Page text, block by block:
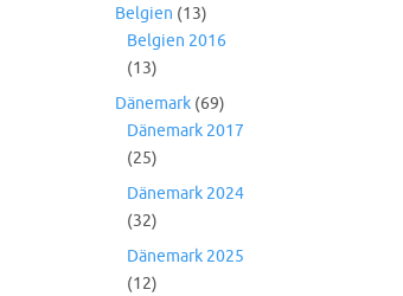
Belgien (13)
Belgien 2016
(13)
Dänemark (69)
Dänemark 2017
(25)
Dänemark 2024
(32)
Dänemark 2025
(12)